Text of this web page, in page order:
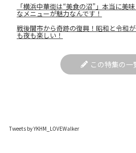
「横浜中華街は“美食の沼”」本当に美
なメニューが魅力なんです！
戦後闇市から奇跡の復興！昭和と令和
も夜も楽しい！
この特集の一
Tweets by YKHM_LOVEWalker